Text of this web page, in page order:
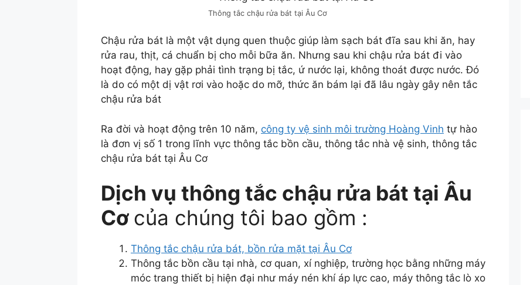
Thông tắc chậu rửa bát tại Âu Cơ
Chậu rửa bát là một vật dụng quen thuộc giúp làm sạch bát đĩa sau khi ăn, hay
rửa rau, thịt, cá chuẩn bị cho mỗi bữa ăn. Nhưng sau khi chậu rửa bát đi vào
hoạt động, hay gặp phải tình trạng bị tắc, ứ nước lại, không thoát được nước. Đó
là do có một dị vật rơi vào hoặc do mỡ, thức ăn bám lại đã lâu ngày gây nên tắc
chậu rửa bát
Ra đời và hoạt động trên 10 năm, công ty vệ sinh môi trường Hoàng Vinh tự hào
là đơn vị số 1 trong lĩnh vực thông tắc bồn cầu, thông tắc nhà vệ sinh, thông tắc
chậu rửa bát tại Âu Cơ
Dịch vụ thông tắc chậu rửa bát tại Âu
Cơ của chúng tôi bao gồm :
Thông tắc chậu rửa bát, bồn rửa mặt tại Âu Cơ
Thông tắc bồn cầu tại nhà, cơ quan, xí nghiệp, trường học bằng những máy
móc trang thiết bị hiện đại như máy nén khí áp lực cao, máy thông tắc lò xo